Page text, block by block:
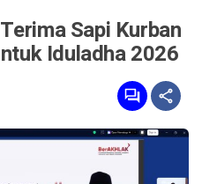
Sapi Kurban
Iduladha 2026